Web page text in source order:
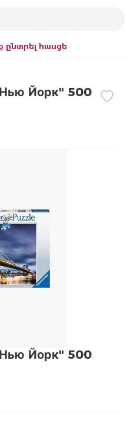
ընտրել հասցե
Йорк" 500
Йорк" 500